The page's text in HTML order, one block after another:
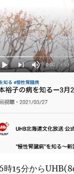
時15分から